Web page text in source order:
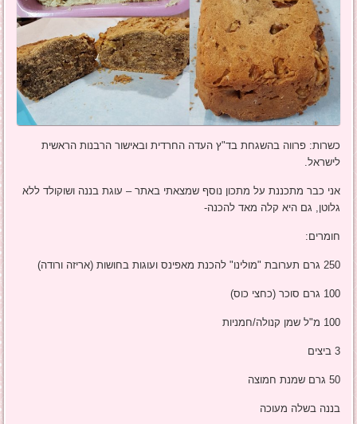
כשרות: פרווה בהשגחת בד"ץ העדה החרדית ובאישור הרבנות הראשית
לישראל.
אני כבר מתכננת על מתכון נוסף שמצאתי באתר – עוגת בננה ושוקולד ללא
גלוטן, גם היא קלה מאד להכנה-
חומרים:
250 גרם תערובת "מולינו" להכנת מאפינס ועוגות בחושות (אריזה ורודה)
100 גרם סוכר (כחצי כוס)
100 מ"ל שמן קנולה/חמניות
3 ביצים
50 גרם שמנת חמוצה
בננה בשלה מעוכה